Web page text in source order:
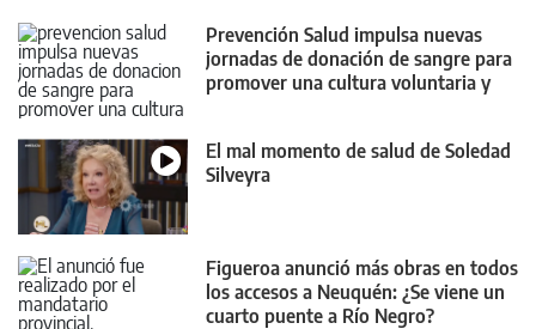
Prevención Salud impulsa nuevas
jornadas de donación de sangre para
promover una cultura voluntaria y
El mal momento de salud de Soledad
Silveyra
Figueroa anunció más obras en todos
los accesos a Neuquén: ¿Se viene un
cuarto puente a Río Negro?